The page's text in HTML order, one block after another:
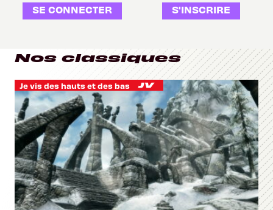
SE CONNECTER S'INSCRIRE
Nos classiques
Je vis des hauts et des bas